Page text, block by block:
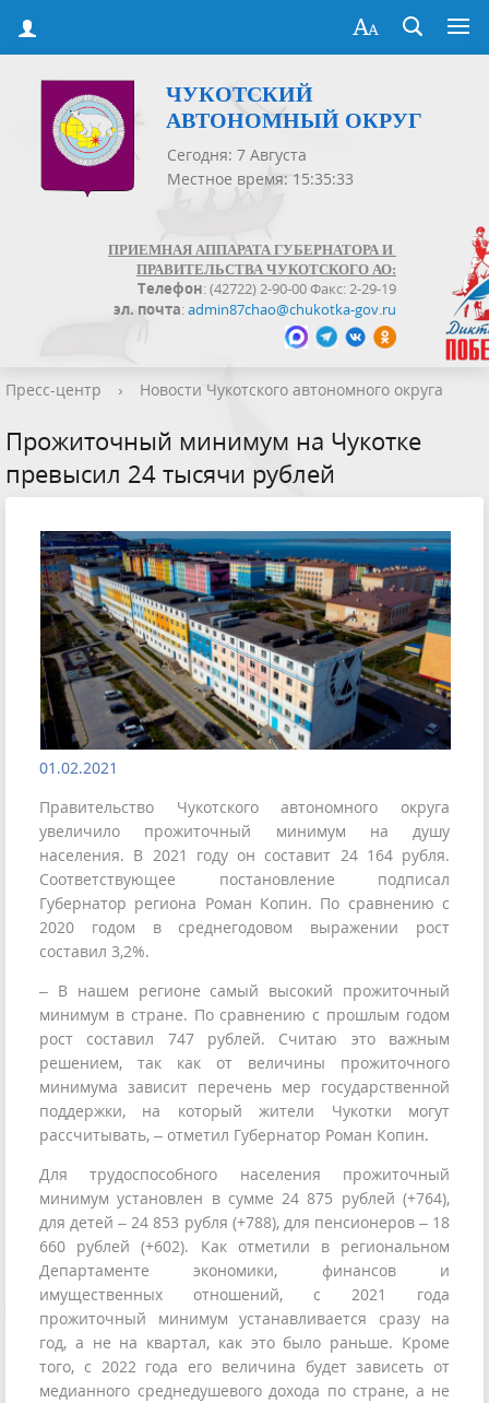
ЧУКОТСКИЙ
АВТОНОМНЫЙ ОКРУГ
Сегодня: 7 Августа
Местное время: 15:35:33
ПРИЕМНАЯ АППАРАТА ГУБЕРНАТОРА И
ПРАВИТЕЛЬСТВА ЧУКОТСКОГО АО:
Телефон: (42722) 2-90-00 Факс: 2-29-19
эл. почта:admin87chao@chukotka-gov.ru
Пресс-центр › Новости Чукотского автономного округа
Прожиточный минимум на Чукотке
превысил 24 тысячи рублей
01.02.2021
Правительство Чукотского автономного округа
увеличило прожиточный минимум на душу
населения. В 2021 году он составит 24 164 рубля.
Соответствующее постановление подписал
Губернатор региона Роман Копин. По сравнению с
2020 годом в среднегодовом выражении рост
составил 3,2%.
– В нашем регионе самый высокий прожиточный
минимум в стране. По сравнению с прошлым годом
рост составил 747 рублей. Считаю это важным
решением, так как от величины прожиточного
минимума зависит перечень мер государственной
поддержки, на который жители Чукотки могут
рассчитывать, – отметил Губернатор Роман Копин.
Для трудоспособного населения прожиточный
минимум установлен в сумме 24 875 рублей (+764),
для детей – 24 853 рубля (+788), для пенсионеров – 18
660 рублей (+602). Как отметили в региональном
Департаменте экономики, финансов и
имущественных отношений, с 2021 года
прожиточный минимум устанавливается сразу на
год, а не на квартал, как это было раньше. Кроме
того, с 2022 года его величина будет зависеть от
медианного среднедушевого дохода по стране, а не